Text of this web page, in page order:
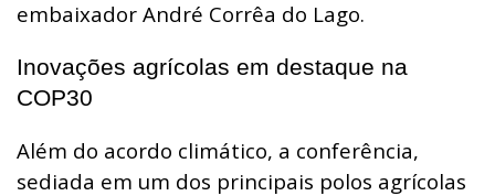
embaixador André Corrêa do Lago.
Inovações agrícolas em destaque na
COP30
Além do acordo climático, a conferência,
sediada em um dos principais polos agrícolas